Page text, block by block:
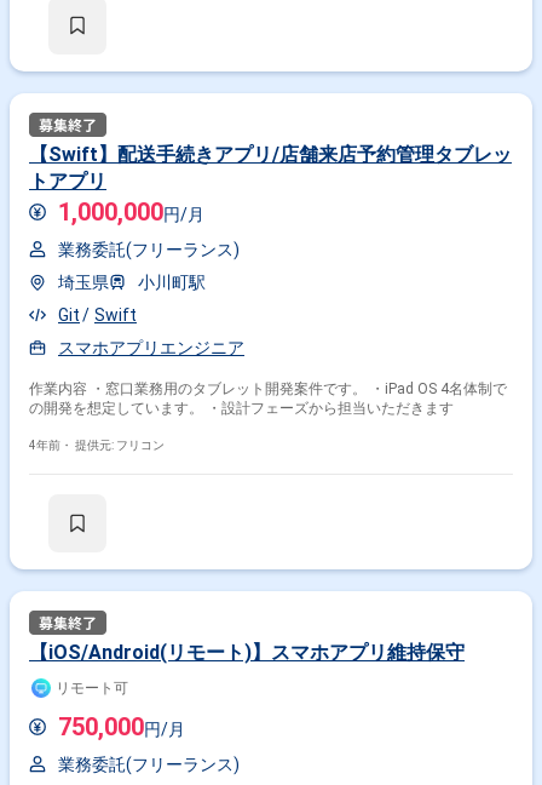
【Swift】配送手続きアプリ/店舗来店予約管理タブレッ
トアプリ
1,000,000円/月
業務委託(フリーランス)
埼玉県
小川町駅
Git
Swift
スマホアプリエンジニア
作業内容 ・窓口業務用のタブレット開発案件です。 ・iPad OS 4名体制で
の開発を想定しています。 ・設計フェーズから担当いただきます
4年前・ 提供元: フリコン
【iOS/Android(リモート)】スマホアプリ維持保守
リモート可
750,000円/月
業務委託(フリーランス)